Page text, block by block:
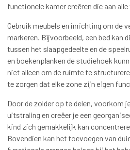
functionele kamer creëren die aan
Gebruik meubels en inrichting om de
markeren. Bijvoorbeeld, een bed kan
tussen het slaapgedeelte en de
en boekenplanken de studiehoek
niet alleen om de ruimte te
te zorgen dat elke zone zijn eigen
Door de zolder op te delen, voorkom
uitstraling en creëer je een
kind zich gemakkelijk kan
Bovendien kan het toevoegen van